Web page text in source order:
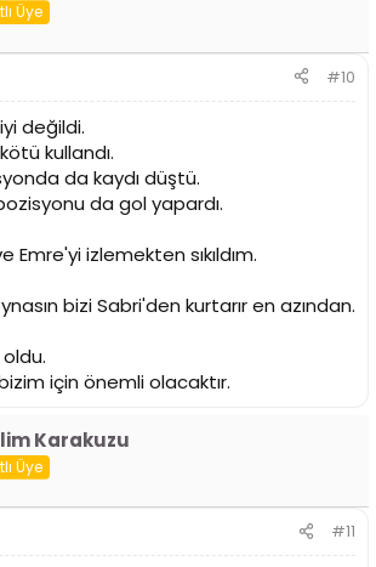
Üye
#10
değildi.
kullandı.
da kaydı düştü.
da gol yapardı.
Emre'yi izlemekten sıkıldım.
bizi Sabri'den kurtarır en azından.
oldu.
için önemli olacaktır.
Karakuzu
Üye
#11